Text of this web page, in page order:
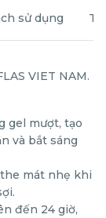
sử dụng
VIET NAM.
gel mượt, tạo
và bắt sáng
the mát nhẹ khi
đến 24 giờ,